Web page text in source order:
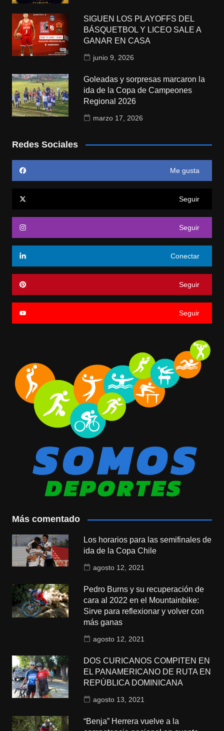
SIGUEN LOS PLAYOFFS DEL
BÁSQUETBOL Y LICEO SALE A
GANAR EN CASA
junio 9, 2026
Goleadas y sorpresas marcaron la
ida de la Copa de Campeones
Regional 2026
marzo 17, 2026
Redes Sociales
Me gusta
Seguir
Seguir
Conectar
Seguir
Seguir
Más comentado
Los horarios para las semifinales de
ida de la Copa Chile
agosto 12, 2021
Pedro Burns y su recuperación de
cara al 2022 en el Mountainbike:
Sirve para reflexionar y volver con
más ganas
agosto 12, 2021
DOS CURICANOS COMPITEN EN
EL PANAMERICANO DE RUTA EN
REPÚBLICA DOMINICANA
agosto 13, 2021
“Benja” Herrera vuelve a la